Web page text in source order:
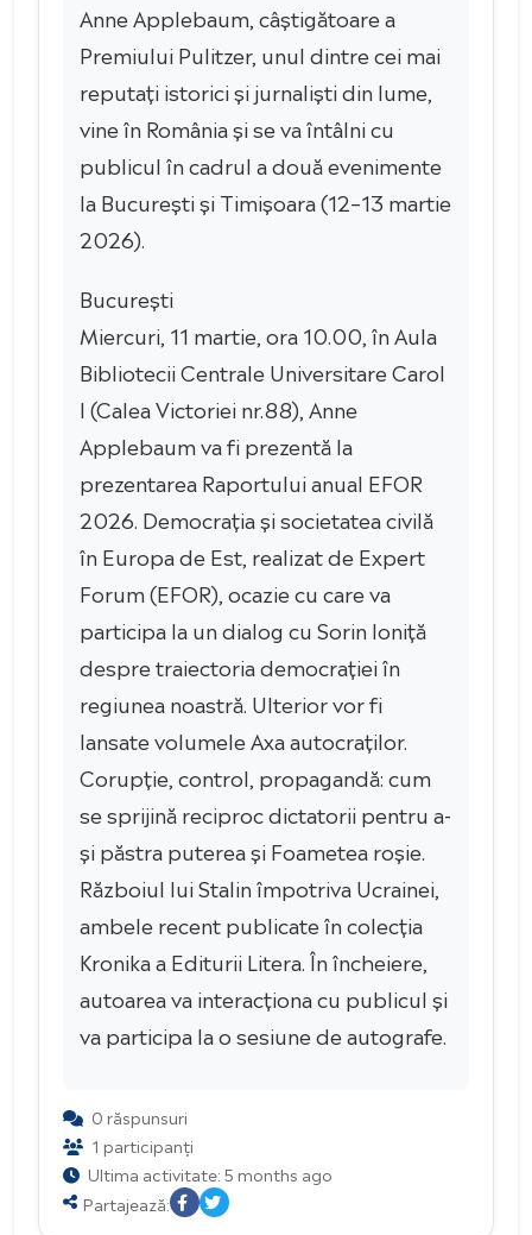
Anne Applebaum, câștigătoare a
Premiului Pulitzer, unul dintre cei mai
reputați istorici și jurnaliști din lume,
vine în România și se va întâlni cu
publicul în cadrul a două evenimente
la București și Timișoara (12–13 martie
2026).
București
Miercuri, 11 martie, ora 10.00, în Aula
Bibliotecii Centrale Universitare Carol
I (Calea Victoriei nr.88), Anne
Applebaum va fi prezentă la
prezentarea Raportului anual EFOR
2026. Democrația și societatea civilă
în Europa de Est, realizat de Expert
Forum (EFOR), ocazie cu care va
participa la un dialog cu Sorin Ioniță
despre traiectoria democrației în
regiunea noastră. Ulterior vor fi
lansate volumele Axa autocraților.
Corupție, control, propagandă: cum
se sprijină reciproc dictatorii pentru a-
și păstra puterea și Foametea roșie.
Războiul lui Stalin împotriva Ucrainei,
ambele recent publicate în colecția
Kronika a Editurii Litera. În încheiere,
autoarea va interacționa cu publicul și
va participa la o sesiune de autografe.
0 răspunsuri
1 participanți
Ultima activitate: 5 months ago
Partajează: